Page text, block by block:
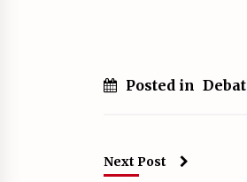
Posted in
Next Post